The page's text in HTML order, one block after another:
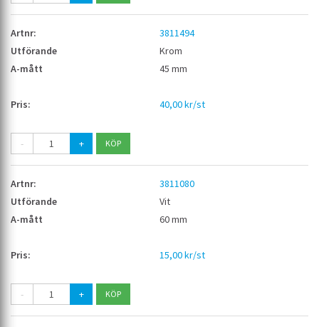
3811494
Krom
45 mm
40,00 kr/st
- +
3811080
Vit
60 mm
15,00 kr/st
- +